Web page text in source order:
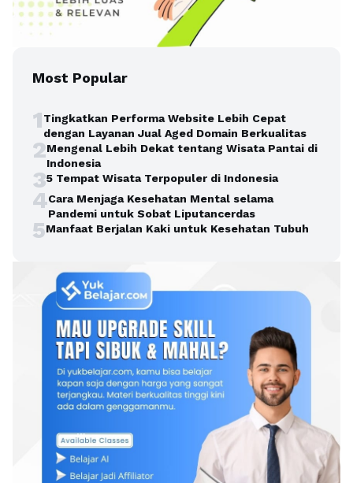
Most Popular
1Tingkatkan Performa Website Lebih Cepat
dengan Layanan Jual Aged Domain Berkualitas
2Mengenal Lebih Dekat tentang Wisata Pantai di
Indonesia
35 Tempat Wisata Terpopuler di Indonesia
4Cara Menjaga Kesehatan Mental selama
Pandemi untuk Sobat Liputancerdas
5Manfaat Berjalan Kaki untuk Kesehatan Tubuh